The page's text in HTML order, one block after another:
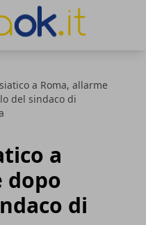
a Roma, allarme
del sindaco di
a
dopo
di